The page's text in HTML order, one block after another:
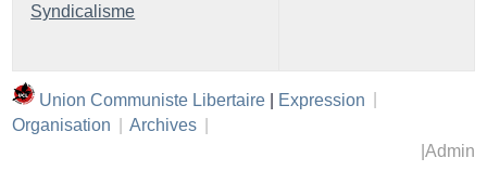
Syndicalisme
Union Communiste Libertaire | Expression
Organisation
Archives
Admin